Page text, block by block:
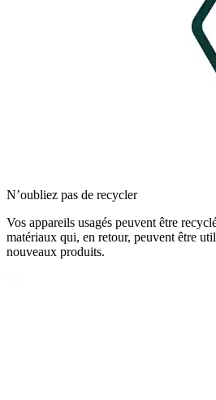
N’oubliez pas de recycler
Vos appareils usagés peuvent être
matériaux qui, en retour, peuvent être
nouveaux produits.